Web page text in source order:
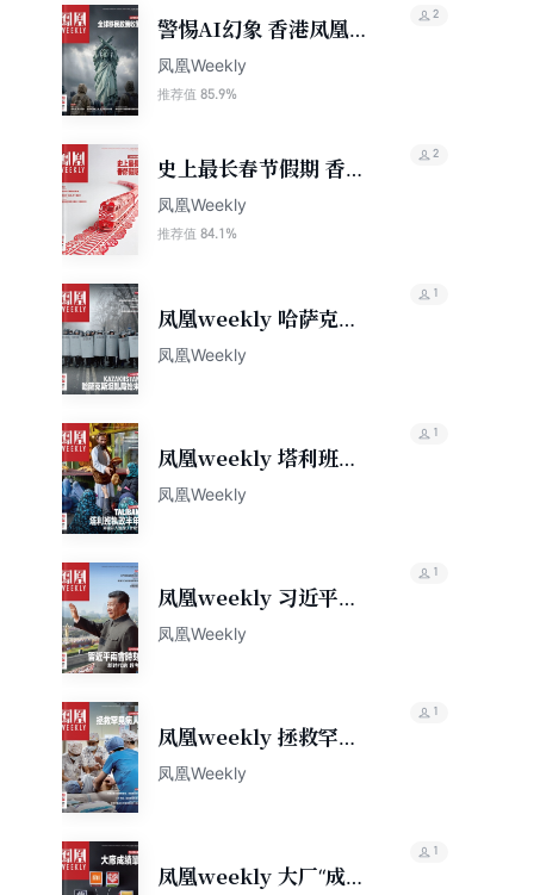
警惕AI幻象 香港凤凰周
刊2026年第3期
凤凰Weekly
推荐值 85.9%
2
史上最长春节假期 香港
凤凰周刊2026年第6期
凤凰Weekly
推荐值 84.1%
2
凤凰weekly 哈萨克斯
坦乱局始末（2022年第
凤凰Weekly
1
凤凰weekly 塔利班执
政半年（2022年第6
凤凰Weekly
1
凤凰weekly 习近平两
会时刻（2022年第7
凤凰Weekly
1
凤凰weekly 拯救罕见
病人（2022年第11期）
凤凰Weekly
1
凤凰weekly 大厂“成绩
1